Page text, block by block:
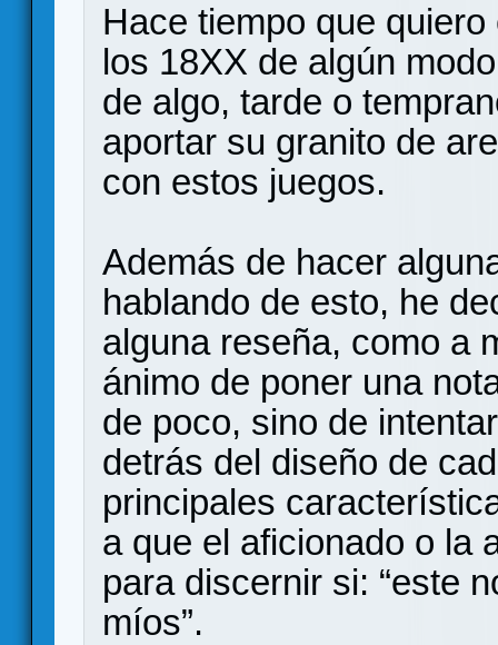
Hace tiempo que
los 18XX de algún
de algo, tarde o
aportar su granito de
con estos juegos.
Además de hacer
hablando de esto, he
alguna reseña, como a
ánimo de poner una
de poco, sino de
detrás del diseño de
principales
a que el aficionado o la
para discernir si: “este
míos”.